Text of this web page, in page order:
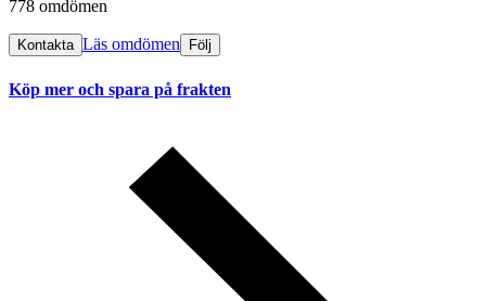
778 omdömen
Kontakta Läs omdömen Följ
Köp mer och spara på frakten